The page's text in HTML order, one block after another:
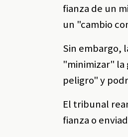
fianza de un
un "cambio
Sin embargo,
"minimizar" la
peligro" y
El tribunal
fianza o